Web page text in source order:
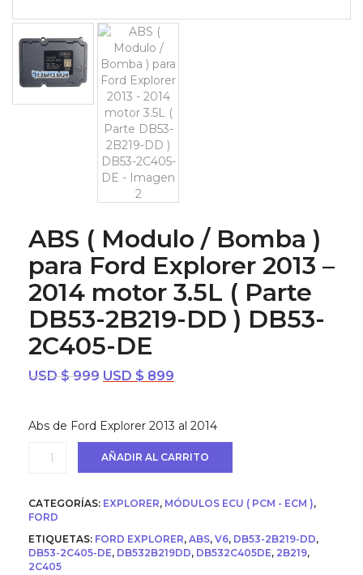
ABS ( Modulo / Bomba )
para Ford Explorer 2013 –
2014 motor 3.5L ( Parte
DB53-2B219-DD ) DB53-
2C405-DE
USD $999 El
era:
USD
$ 999.
USD $ 899
es:
USD
$ 899.
Abs de Ford Explorer 2013 al 2014
/
Bomba
para
Ford
Explorer
AÑADIR AL CARRITO
CATEGORÍAS: EXPLORER, MÓDULOS ECU ( PCM - ECM ),
FORD
ETIQUETAS: FORD EXPLORER, ABS, V6, DB53-2B219-DD,
DB53-2C405-DE, DB532B219DD, DB532C405DE, 2B219,
2C405